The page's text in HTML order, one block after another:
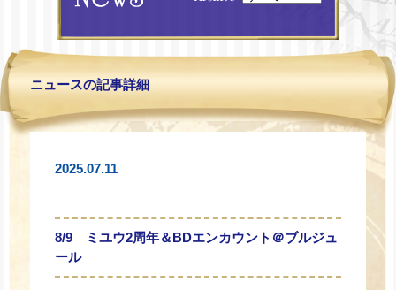
ニュースの記事詳細
2025.07.11
8/9 ミユウ2周年＆BDエンカウント＠ブルジュ
ール